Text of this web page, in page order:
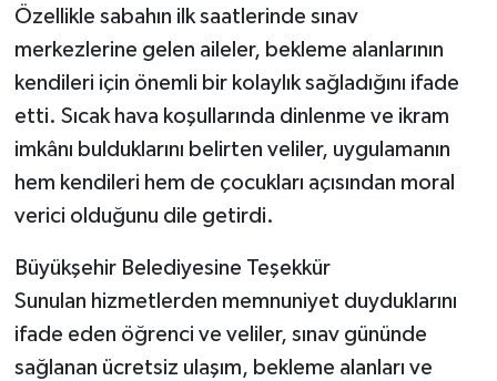
Özellikle sabahın ilk saatlerinde sınav
merkezlerine gelen aileler, bekleme alanlarının
kendileri için önemli bir kolaylık sağladığını ifade
etti. Sıcak hava koşullarında dinlenme ve ikram
imkânı bulduklarını belirten veliler, uygulamanın
hem kendileri hem de çocukları açısından moral
verici olduğunu dile getirdi.
Büyükşehir Belediyesine Teşekkür
Sunulan hizmetlerden memnuniyet duyduklarını
ifade eden öğrenci ve veliler, sınav gününde
sağlanan ücretsiz ulaşım, bekleme alanları ve